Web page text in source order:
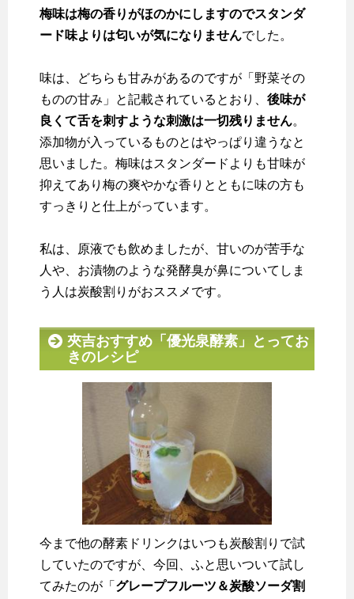
梅味は梅の香りがほのかにしますのでスタンダ
ード味よりは匂いが気になりませんでした。
味は、どちらも甘みがあるのですが「野菜その
ものの甘み」と記載されているとおり、 後味が
良くて舌を刺すような刺激は一切残りません。
添加物が入っているものとはやっぱり違うなと
思いました。梅味はスタンダードよりも甘味が
抑えてあり梅の爽やかな香りとともに味の方も
すっきりと仕上がっています。
私は、原液でも飲めましたが、甘いのが苦手な
人や、お漬物のような発酵臭が鼻についてしま
う人は炭酸割りがおススメです。
夾吉おすすめ「優光泉酵素」とってお
きのレシピ
今まで他の酵素ドリンクはいつも炭酸割りで試
していたのですが、今回、ふと思いついて試し
てみたのが「 グレープフルーツ＆炭酸ソーダ割